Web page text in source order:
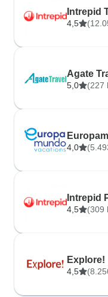
Intrepid
4,5
Agate
5,0 (227
4,0
Intrepid
4,5 (309
Explore!
4,5